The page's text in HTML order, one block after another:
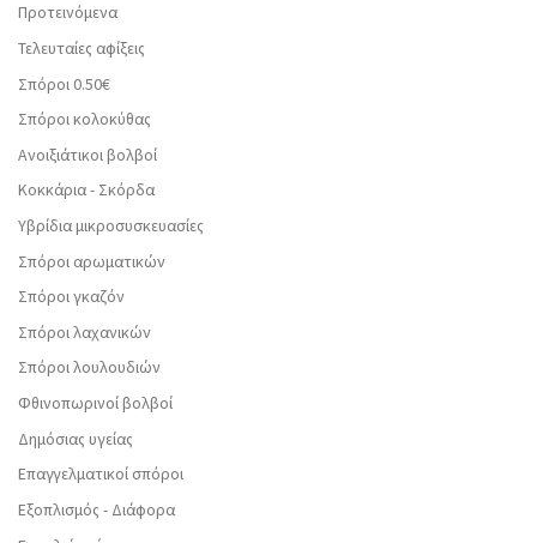
Προτεινόμενα
Τελευταίες αφίξεις
Σπόροι 0.50€
Σπόροι κολοκύθας
Ανοιξιάτικοι βολβοί
Κοκκάρια - Σκόρδα
Υβρίδια μικροσυσκευασίες
Σπόροι αρωματικών
Σπόροι γκαζόν
Σπόροι λαχανικών
Σπόροι λουλουδιών
Φθινοπωρινοί βολβοί
Δημόσιας υγείας
Επαγγελματικοί σπόροι
Εξοπλισμός - Διάφορα